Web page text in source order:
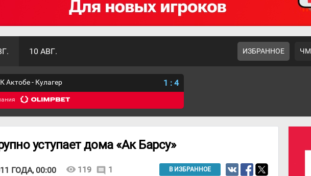
10 АВГ. ИЗБРАННОЕ ЧМ
Актобе - Кулагер 1 : 4
уступает дома «Ак Барсу»
ГОДА, 00:00 visibility 119 comment 1 В ИЗБРАННОЕ